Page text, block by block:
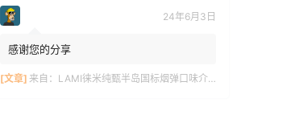
24年6月3日
感谢您的分享
[文章] 来自： LAMI徕米纯甄半岛国标烟弹口味介绍